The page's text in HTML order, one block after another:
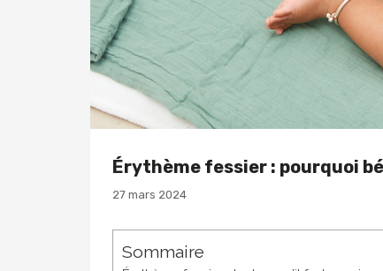
Érythème fessier : pourquoi
27 mars 2024
Sommaire